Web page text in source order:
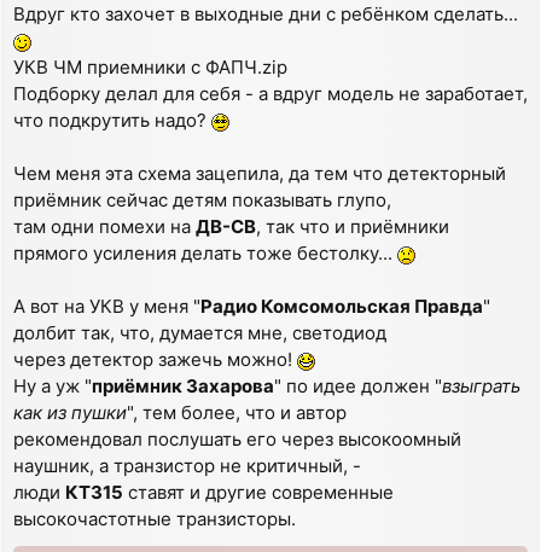
Вдруг кто захочет в выходные дни с ребёнком сделать...
УКВ ЧМ приемники с ФАПЧ.zip
Подборку делал для себя - а вдруг модель не заработает,
что подкрутить надо?
Чем меня эта схема зацепила, да тем что детекторный
приёмник сейчас детям показывать глупо,
там одни помехи на ДВ-СВ, так что и приёмники
прямого усиления делать тоже бестолку...
А вот на УКВ у меня "Радио Комсомольская Правда"
долбит так, что, думается мне, светодиод
через детектор зажечь можно!
Ну а уж "приёмник Захарова" по идее должен "взыграть
как из пушки", тем более, что и автор
рекомендовал послушать его через высокоомный
наушник, а транзистор не критичный, -
люди КТ315 ставят и другие современные
высокочастотные транзисторы.